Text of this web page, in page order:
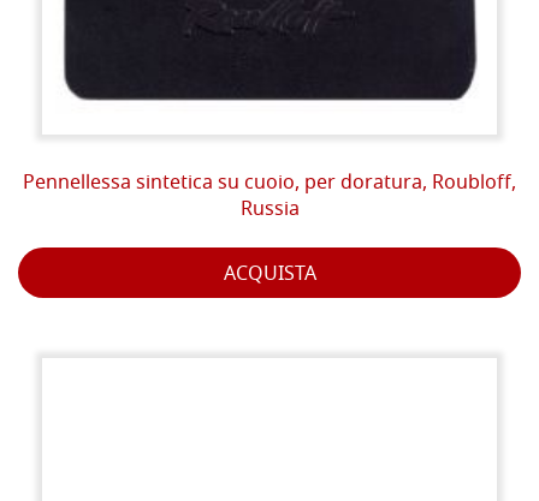
Pennellessa sintetica su cuoio, per doratura, Roubloff,
Russia
ACQUISTA